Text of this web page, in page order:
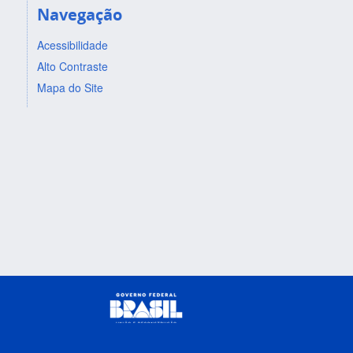
Navegação
Acessibilidade
Alto Contraste
Mapa do Site